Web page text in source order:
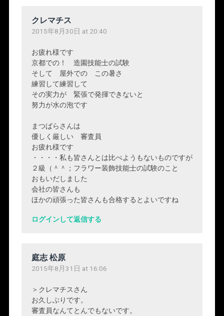
クレマチス
2015年8月30日 at 20:40
お疲れ様です
京都での！ 造園技能士の試験
そして 屋外での この暑さ
練習して練習して
その実力が 緊張で発揮できないと
努力が水の泡です
まつばらさんは
優しく厳しい 審査員
お疲れ様です
・・・・私も皆さんとは比べようもないものですが
２級（＾＾；フラワー装飾技能士の試験のこと
おもいだしました
会社の皆さんも
ほかの頑張った皆さんも合格するとよいですね
ログインして返信する
庭志 松原
2015年8月31日 at 16:06
＞クレマチスさん
お久しぶりです。
審査員なんてとんでもないです。